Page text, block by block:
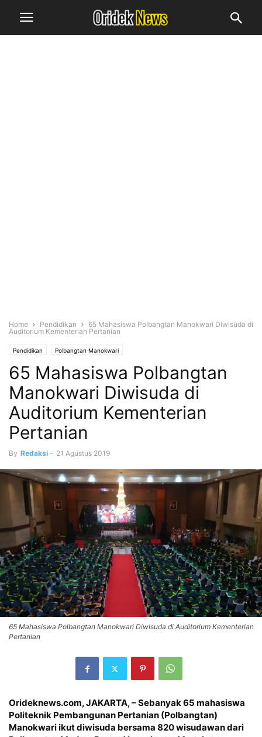
Home Pendidikan
65 Mahasiswa Polbangtan Manokwari Diwisuda di
Auditorium Kementerian Pertanian
Pendidikan Polbangtan Manokwari
65 Mahasiswa Polbangtan
Manokwari Diwisuda di
Auditorium Kementerian
Pertanian
By Redaksi - 21 Agustus 2019
65 Mahasiswa Polbangtan Manokwari Diwisuda di Auditorium Kementerian
Pertanian
Orideknews.com, JAKARTA, – Sebanyak 65 mahasiswa
Politeknik Pembangunan Pertanian (Polbangtan)
Manokwari ikut diwisuda bersama 820 wisudawan dari